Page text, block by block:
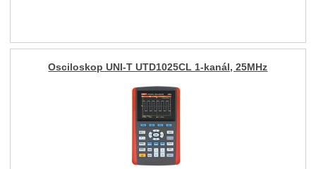
Osciloskop UNI-T UTD1025CL 1-kanál, 25MHz